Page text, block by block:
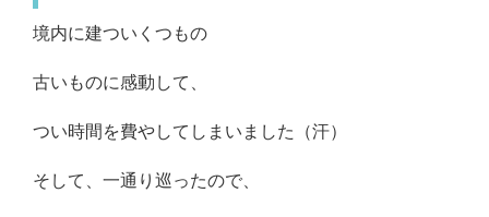
境内に建ついくつもの
古いものに感動して、
つい時間を費やしてしまいました（汗）
そして、一通り巡ったので、